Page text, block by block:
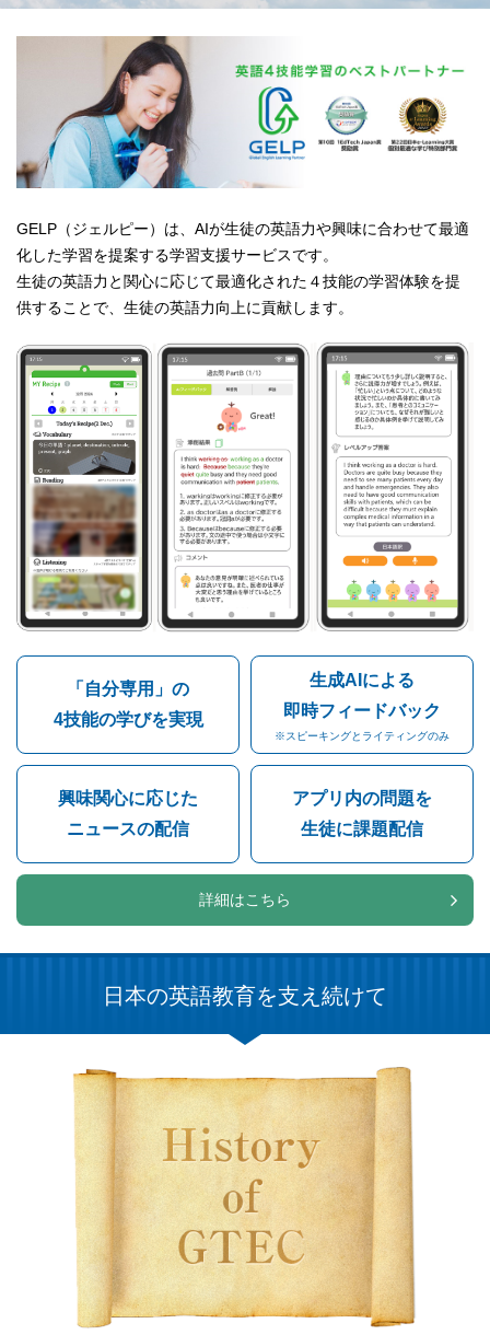
GELP（ジェルピー）は、AIが生徒の英語力や興味に合わせて最適
化した学習を提案する学習支援サービスです。
生徒の英語力と関心に応じて最適化された４技能の学習体験を提
供することで、生徒の英語力向上に貢献します。
「自分専用」の
4技能の学びを実現
生成AIによる
即時フィードバック
※スピーキングとライティングのみ
興味関心に応じた
ニュースの配信
アプリ内の問題を
生徒に課題配信
詳細はこちら
日本の英語教育を支え続けて